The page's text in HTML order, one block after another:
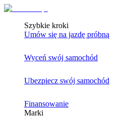
Szybkie kroki
Umów się na jazdę próbną
Wyceń swój samochód
Ubezpiecz swój samochód
Finansowanie
Marki